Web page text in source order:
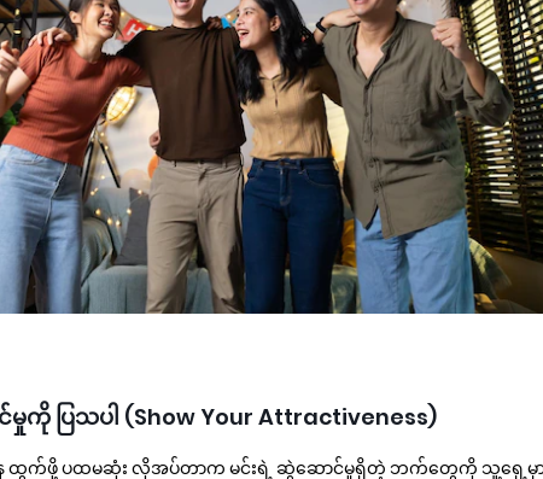
မှုကို ပြသပါ (Show Your Attractiveness)
ထွက်ဖို့ ပထမဆုံး လိုအပ်တာက မင်းရဲ့ ဆွဲဆောင်မှုရှိတဲ့ ဘက်တွေကို သူ့ရှေ့မှ